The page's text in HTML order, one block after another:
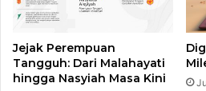
Jejak Perempuan
Tangguh: Dari Malahayati
hingga Nasyiah Masa Kini